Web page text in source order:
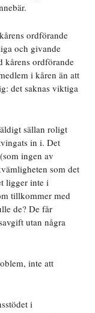
ordförande
och givande
kårens ordförande
i kåren än att
det saknas viktiga
sällan roligt
in i. Det
ingen av
som det
ligger inte i
tillkommer med
de? De får
utan några
inte att
i